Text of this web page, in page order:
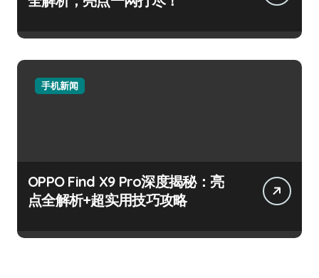
手机新闻
OPPO Find X9 Pro深度揭秘：亮
点全解析+超实用技巧攻略